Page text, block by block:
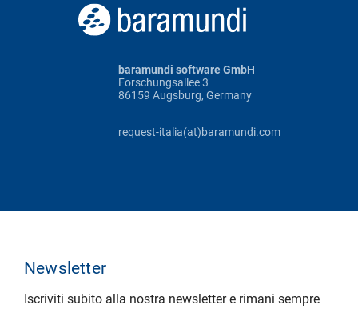
baramundi software GmbH
Forschungsallee 3
86159 Augsburg, Germany
request-italia(at)baramundi.com
Newsletter
Iscriviti subito alla nostra newsletter e rimani sempre